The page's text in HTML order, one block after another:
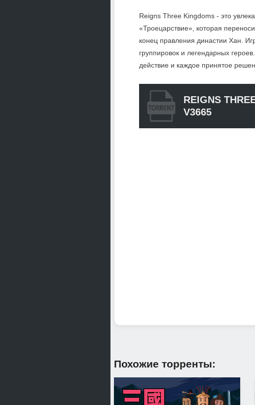
Reigns Three Kingdoms - это
«Троецарствие», которая
конец правления династии Хан.
группировок и легендарных
действие и каждое принятое
REIGNS
V3665
Похожие торренты: